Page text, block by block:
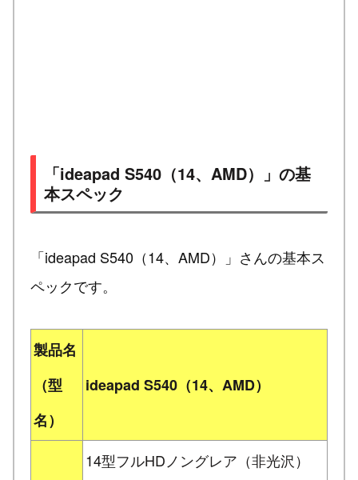
「ideapad S540（14、AMD）」の基
本スペック
「ideapad S540（14、AMD）」さんの基本ス
ペックです。
製品名
（型
名）
ideapad S540（14、AMD）
14型フルHDノングレア（非光沢）